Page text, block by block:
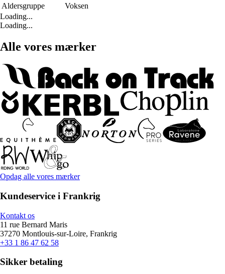
Aldersgruppe
Voksen
Loading...
Loading...
Alle vores mærker
Opdag alle vores mærker
Kundeservice i Frankrig
Kontakt os
11 rue Bernard Maris
37270 Montlouis-sur-Loire, Frankrig
+33 1 86 47 62 58
Sikker betaling